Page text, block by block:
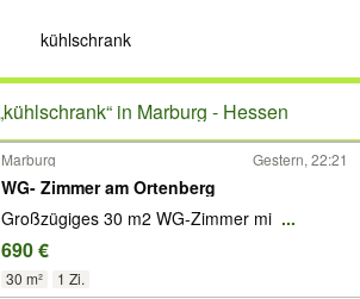
in Marburg - Hessen
Marburg Gestern, 22:21
WG- Zimmer am Ortenberg
Großzügiges 30 m2 WG-Zimmer mi ...
690 €
30 m² 1 Zi.